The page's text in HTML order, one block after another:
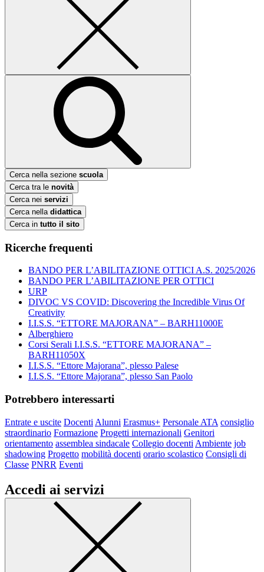
Cerca nella sezione scuola
Cerca tra le novità
Cerca nei servizi
Cerca nella didattica
Cerca in tutto il sito
Ricerche frequenti
BANDO PER L’ABILITAZIONE OTTICI A.S. 2025/2026
BANDO PER L’ABILITAZIONE PER OTTICI
URP
DIVOC VS COVID: Discovering the Incredible Virus Of
Creativity
I.I.S.S. “ETTORE MAJORANA” – BARH11000E
Alberghiero
Corsi Serali I.I.S.S. “ETTORE MAJORANA” –
BARH11050X
I.I.S.S. “Ettore Majorana”, plesso Palese
I.I.S.S. “Ettore Majorana”, plesso San Paolo
Potrebbero interessarti
Entrate e uscite Docenti Alunni Erasmus+ Personale ATA consiglio
straordinario Formazione Progetti internazionali Genitori
orientamento assemblea sindacale Collegio docenti Ambiente job
shadowing Progetto mobilità docenti orario scolastico Consigli di
Classe PNRR Eventi
Accedi ai servizi